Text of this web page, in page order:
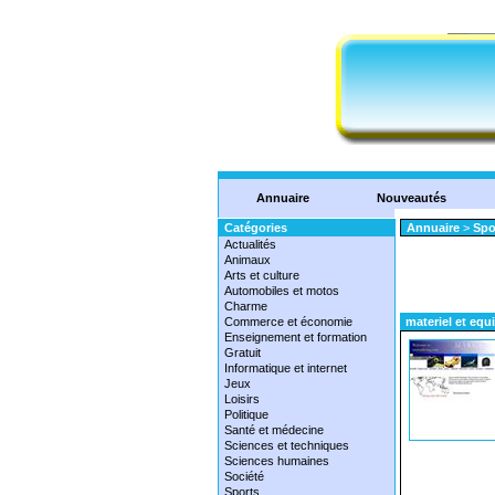
Annuaire Nouveautés
Catégories
Actualités
Animaux
Arts et culture
Automobiles et motos
Charme
Commerce et économie
Enseignement et formation
Gratuit
Informatique et internet
Jeux
Loisirs
Politique
Santé et médecine
Sciences et techniques
Sciences humaines
Société
Sports
Annuaire >
materiel et